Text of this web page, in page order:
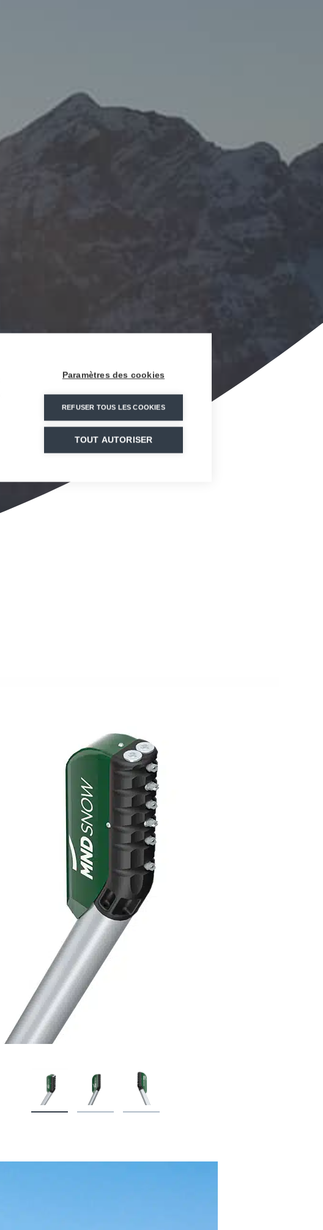
Paramètres des cookies
REFUSER TOUS LES COOKIES
TOUT AUTORISER